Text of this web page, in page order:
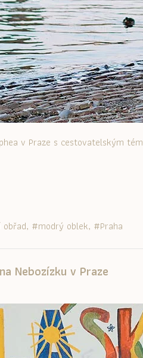
v Praze s cestovatelským
obřad modrý oblek Praha
Nebozízku v Praze